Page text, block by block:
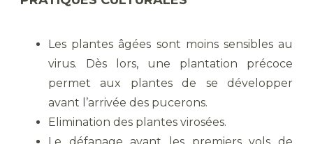
Les plantes âgées sont moins sensibles au
virus. Dès lors, une plantation précoce
permet aux plantes de se développer
avant l’arrivée des pucerons.
Elimination des plantes virosées.